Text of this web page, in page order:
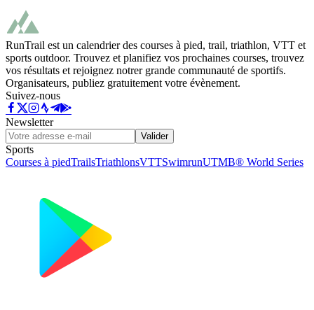
RunTrail est un calendrier des courses à pied, trail, triathlon, VTT et
sports outdoor. Trouvez et planifiez vos prochaines courses, trouvez
vos résultats et rejoignez notrer grande communauté de sportifs.
Organisateurs, publiez gratuitement votre évènement.
Suivez-nous
Newsletter
Valider
Sports
Courses à piedTrailsTriathlonsVTTSwimrunUTMB® World Series